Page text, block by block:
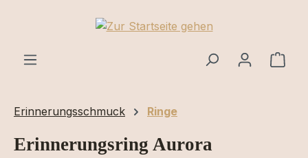
Zum Hauptinhalt springen
Erinnerungsschmuck Ringe
Erinnerungsring Aurora